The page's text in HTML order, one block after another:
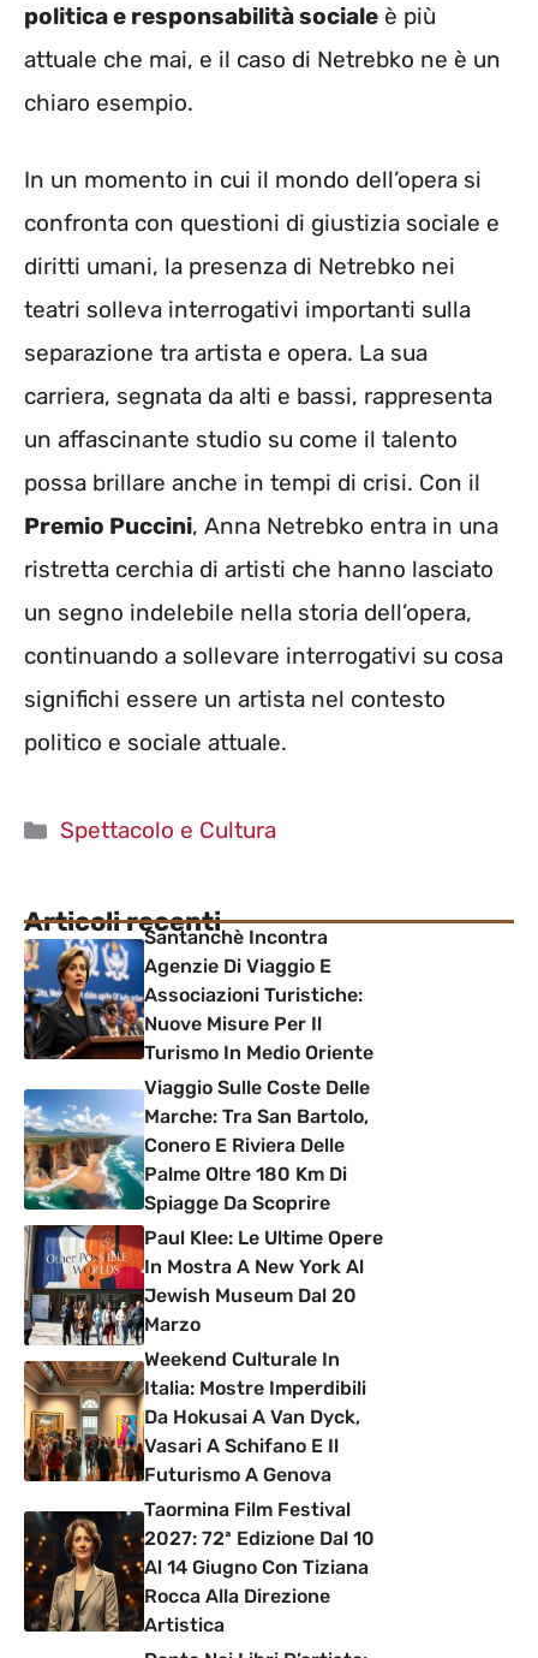
politica e responsabilità sociale è più
attuale che mai, e il caso di Netrebko ne è un
chiaro esempio.
In un momento in cui il mondo dell’opera si
confronta con questioni di giustizia sociale e
diritti umani, la presenza di Netrebko nei
teatri solleva interrogativi importanti sulla
separazione tra artista e opera. La sua
carriera, segnata da alti e bassi, rappresenta
un affascinante studio su come il talento
possa brillare anche in tempi di crisi. Con il
Premio Puccini, Anna Netrebko entra in una
ristretta cerchia di artisti che hanno lasciato
un segno indelebile nella storia dell’opera,
continuando a sollevare interrogativi su cosa
significhi essere un artista nel contesto
politico e sociale attuale.
Categorie
Spettacolo e Cultura
Articoli recentiSantanchè Incontra
Agenzie Di Viaggio E
Associazioni Turistiche:
Nuove Misure Per Il
Turismo In Medio Oriente
Viaggio Sulle Coste Delle
Marche: Tra San Bartolo,
Conero E Riviera Delle
Palme Oltre 180 Km Di
Spiagge Da Scoprire
Paul Klee: Le Ultime Opere
In Mostra A New York Al
Jewish Museum Dal 20
Marzo
Weekend Culturale In
Italia: Mostre Imperdibili
Da Hokusai A Van Dyck,
Vasari A Schifano E Il
Futurismo A Genova
Taormina Film Festival
2027: 72ª Edizione Dal 10
Al 14 Giugno Con Tiziana
Rocca Alla Direzione
Artistica